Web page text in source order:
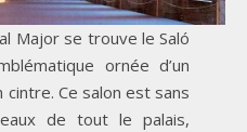
Major se trouve le Saló
ornée d’un
cintre. Ce salon est sans
de tout le palais,